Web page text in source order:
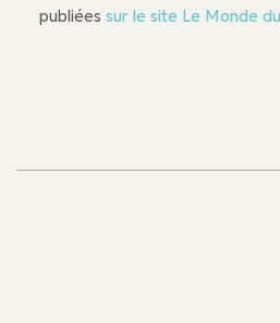
publiées sur le site Le Monde